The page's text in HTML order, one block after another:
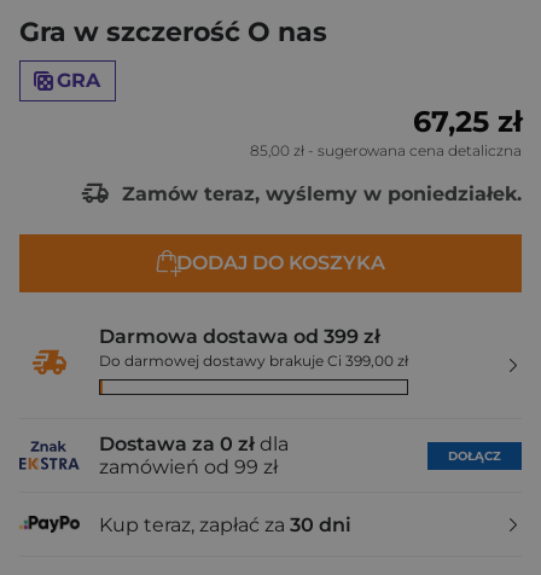
Gra w szczerość O nas
GRA
67,25 zł
85,00 zł - sugerowana cena detaliczna
Zamów teraz, wyślemy w poniedziałek.
DODAJ DO KOSZYKA
Darmowa dostawa od 399 zł
Do darmowej dostawy brakuje Ci 399,00 zł
Dostawa za 0 zł dla
zamówień od 99 zł
DOŁĄCZ
Kup teraz, zapłać za 30 dni